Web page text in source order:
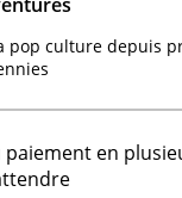
pop culture depuis